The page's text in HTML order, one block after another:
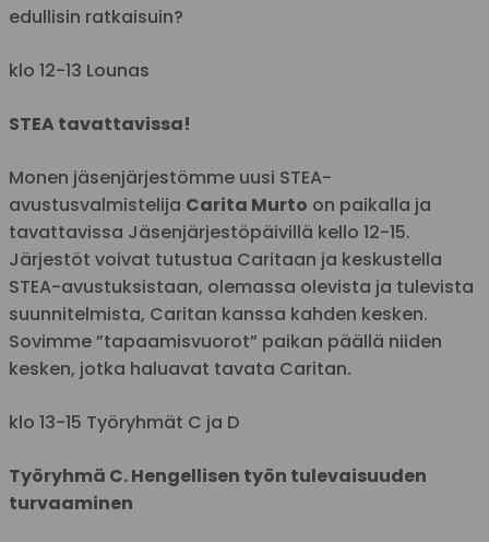
edullisin ratkaisuin?
klo 12-13 Lounas
STEA tavattavissa!
Monen jäsenjärjestömme uusi STEA-
avustusvalmistelija Carita Murto on paikalla ja
tavattavissa Jäsenjärjestöpäivillä kello 12-15.
Järjestöt voivat tutustua Caritaan ja keskustella
STEA-avustuksistaan, olemassa olevista ja tulevista
suunnitelmista, Caritan kanssa kahden kesken.
Sovimme ”tapaamisvuorot” paikan päällä niiden
kesken, jotka haluavat tavata Caritan.
klo 13-15 Työryhmät C ja D
Työryhmä C. Hengellisen työn tulevaisuuden
turvaaminen